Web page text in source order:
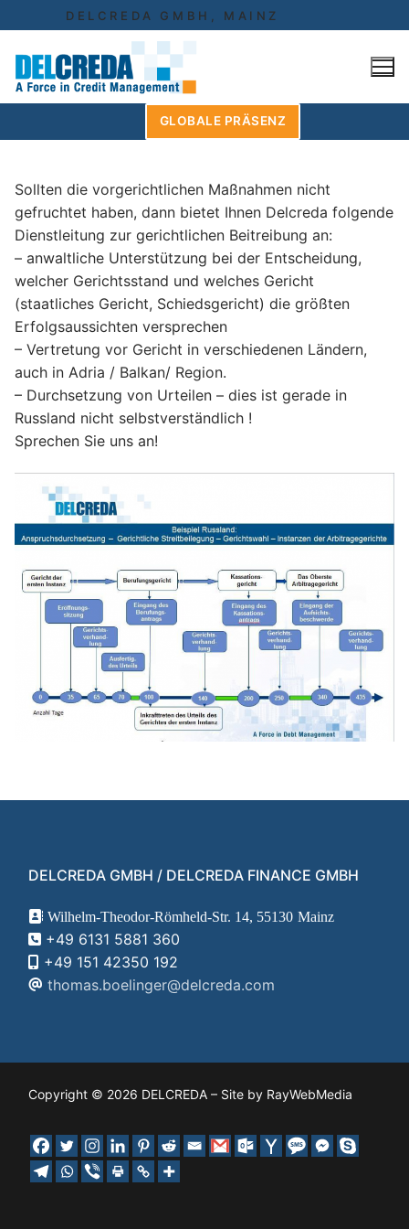
to
content
DELCREDA GMBH, MAINZ
GLOBALE PRÄSENZ
Sollten die vorgerichtlichen Maßnahmen nicht
gefruchtet haben, dann bietet Ihnen Delcreda folgende
Dienstleitung zur gerichtlichen Beitreibung an:
– anwaltliche Unterstützung bei der Entscheidung,
welcher Gerichtsstand und welches Gericht
(staatliches Gericht, Schiedsgericht) die größten
Erfolgsaussichten versprechen
– Vertretung vor Gericht in verschiedenen Ländern,
auch in Adria / Balkan/ Region.
– Durchsetzung von Urteilen – dies ist gerade in
Russland nicht selbstverständlich !
Sprechen Sie uns an!
DELCREDA GMBH / DELCREDA FINANCE GMBH
Wilhelm-Theodor-Römheld-Str. 14, 55130 Mainz
+49 6131 5881 360
+49 151 42350 192
thomas.boelinger@delcreda.com
Copyright © 2026 DELCREDA – Site by RayWebMedia